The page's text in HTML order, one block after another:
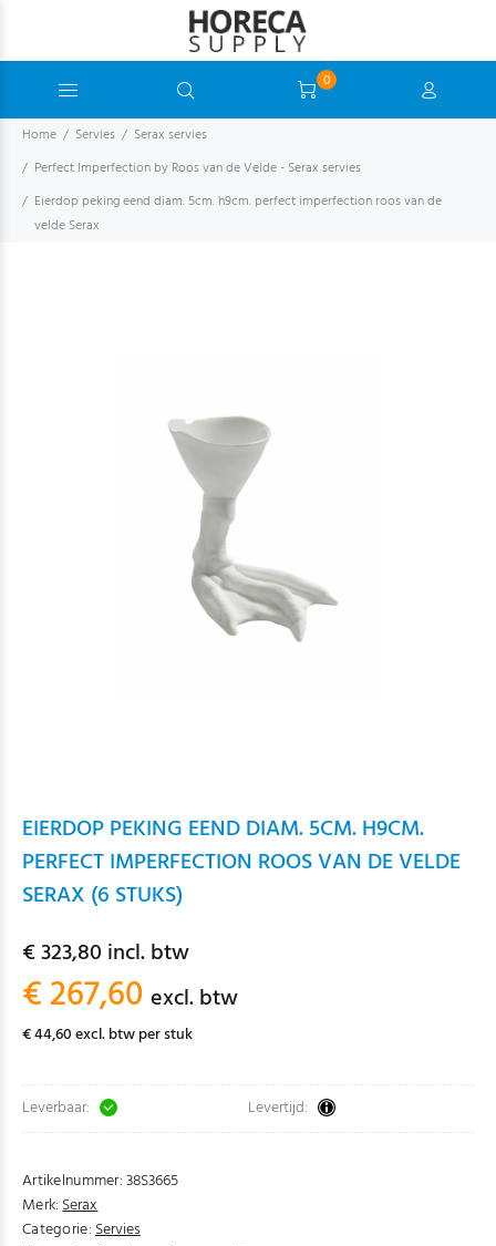
0
Home Servies
Serax servies
Perfect Imperfection by Roos van de Velde - Serax servies
Eierdop peking eend diam. 5cm. h9cm. perfect imperfection roos van de
velde Serax
EIERDOP PEKING EEND DIAM. 5CM. H9CM.
PERFECT IMPERFECTION ROOS VAN DE VELDE
SERAX (6 STUKS)
€ 323,80 incl. btw
€ 267,60 excl. btw
€ 44,60 excl. btw per stuk
Leverbaar: Levertijd:
Artikelnummer:38S3665
Merk:Serax
Categorie:Servies